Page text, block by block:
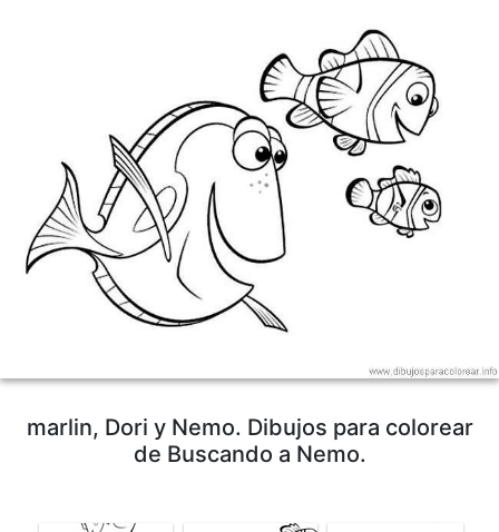
marlin, Dori y Nemo. Dibujos para colorear
de Buscando a Nemo.